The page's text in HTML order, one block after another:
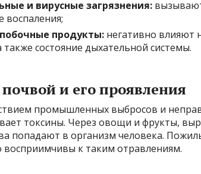
и вирусные загрязнения:
воспаления;
продукты: негативно влияют
также состояние дыхательной системы.
и его проявления
промышленных выбросов и
токсины. Через овощи и фрукты,
попадают в организм человека.
восприимчивы к таким отравлениям.